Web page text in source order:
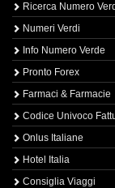
Ricerca Numero
Numeri Verdi
Info Numero Verde
Pronto Forex
Farmaci & Farmacie
Codice Univoco
Onlus Italiane
Hotel Italia
Consiglia Viaggi